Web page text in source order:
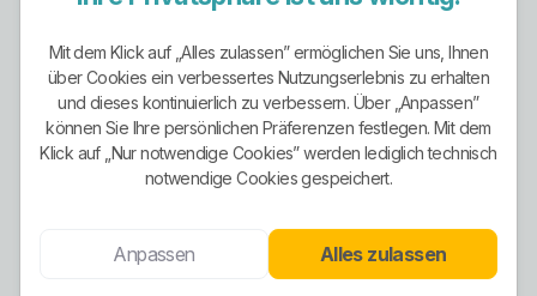
Gefühl kaufen, sondern immer den konkret
Unterm Strich ist die grüne Option vorhanden. Ob
sie für den einzelnen Kunden wirklich die passende
Wahl ist, hängt aber am Produkt und nicht an
pauschalen Werbewörtern.
Stromangebote
Öffentlich klar erkennbar sind die EVI_REGIO-
Mit dem Klick auf „Alles zulassen” ermöglichen Sie uns, Ihnen
über Cookies ein verbessertes Nutzungserlebnis zu erhalten
und dieses kontinuierlich zu verbessern. Über „Anpassen”
können Sie Ihre persönlichen Präferenzen festlegen. Mit dem
Klick auf „Nur notwendige Cookies” werden lediglich technisch
notwendige Cookies gespeichert.
Anpassen Alles zulassen